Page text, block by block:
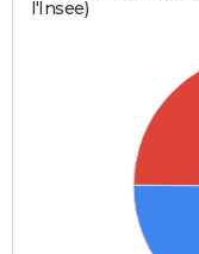
l'Insee)